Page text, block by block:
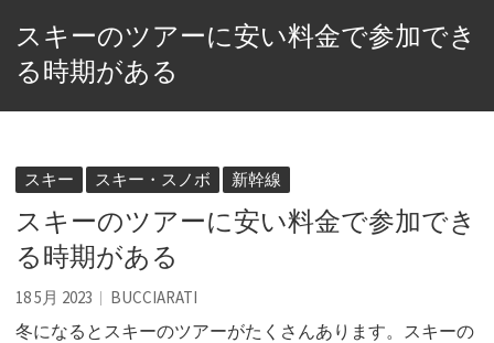
スキーのツアーに安い料金で参加でき
る時期がある
スキー スキー・スノボ 新幹線
スキーのツアーに安い料金で参加でき
る時期がある
18 5月 2023 BUCCIARATI
冬になるとスキーのツアーがたくさんあります。 スキーの